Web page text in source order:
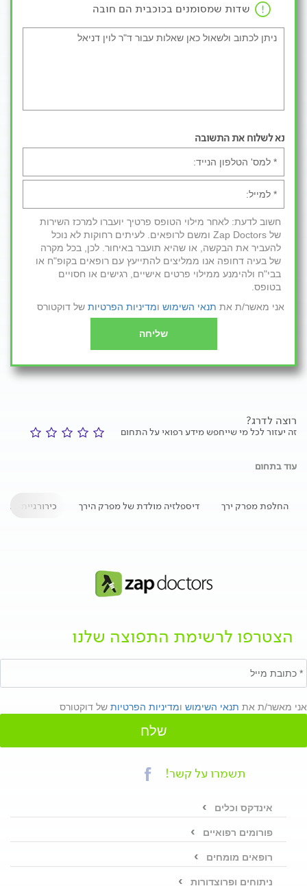
שדות שמסומנים בכוכבית הם חובה
נא לשלוח את התשובה
חשוב לדעת: לאחר מילוי הטופס פרטיך יועברו למרכז השירות
של Zap Doctors ומשם לרופאים. לעיתים רחוקות לא נוכל
להעביר את הבקשה, או שהיא תועבר באיחור. לכן, בכל מקרה
של בעיה דחופה אנו ממליצים להתייעץ עם רופאים בקופ"ח או
בבי"ח ולהימנע ממילוי פרטים אישיים, רגישים או חסויים
בטופס.
אני מאשר/ת את תנאי השימוש ומדיניות הפרטיות של דוקטורס
שליחה
רוצה לדרג?
זה יעזור לכל מי שייחפש מידע רפואי על התחום
עוד בתחום
החלפת מפרק ירך דיספלזיה מולדת של מפרק הירך כירורגיית
הצטרפו לרשימת התפוצה שלנו
אני מאשר/ת את תנאי השימוש ומדיניות הפרטיות של דוקטורס
שלח
תשמרו על קשר!
אינדקס וכלים
פורומים רפואיים
רופאים מומחים
ניתוחים ופרוצדורות